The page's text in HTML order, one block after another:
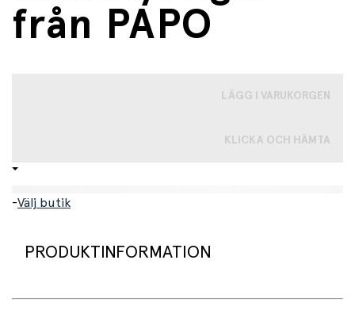
från PAPO
LÄGG I VARUKORGEN
KLICKA OCH HÄMTA
-Välj butik
PRODUKTINFORMATION